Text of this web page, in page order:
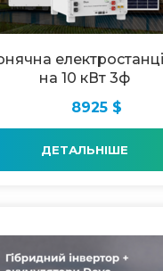
на 10 кВт 3ф
8925 $
ДЕТАЛЬНІШЕ